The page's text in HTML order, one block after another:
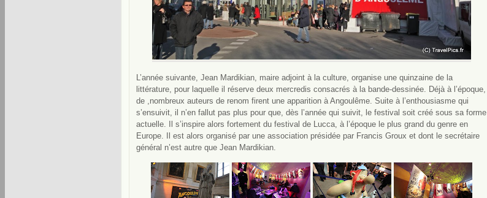
L’année suivante, Jean Mardikian, maire adjoint à la culture, organise une quinzaine de la
littérature, pour laquelle il réserve deux mercredis consacrés à la bande-dessinée. Déjà à l’époque,
de ,nombreux auteurs de renom firent une apparition à Angoulême. Suite à l’enthousiasme qui
s’ensuivit, il n’en fallut pas plus pour que, dès l’année qui suivit, le festival soit créé sous sa forme
actuelle. Il s’inspire alors fortement du festival de Lucca, à l’époque le plus grand du genre en
Europe. Il est alors organisé par une association présidée par Francis Groux et dont le secrétaire
général n’est autre que Jean Mardikian.